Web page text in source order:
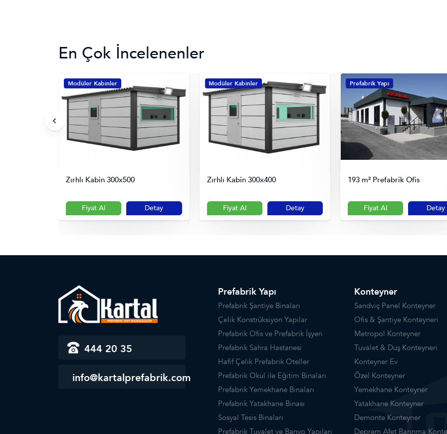
En Çok İncelenenler
Modüler Kabinler
Zırhlı Kabin 300x500
Fiyat Al Detay
Modüler Kabinler
Zırhlı Kabin 300x400
Fiyat Al Detay
Prefabrik Yapı
193 m² Prefabrik Ofis
Fiyat Al Detay
444 20 35
info@kartalprefabrik.com
Prefabrik Yapı
Prefabrik Şantiye Binaları
Çelik Konstrüksiyon Yapılar
Prefabrik Ofis ve Prefabrik İşyeri
Prefabrik Sahra Hastanesi
Hafif Çelik Prefabrik Oteller
Prefabrik Okul ile Eğitim Binaları
Prefabrik Yemekhane Binaları
Prefabrik Yatakhane Binası
Sosyal Tesis Binaları
Prefabrik Tuvalet ve Banyo Yapıları
Konteyner
Sandviç Panel Konteyner
Ofis & Şantiye Konteyneri
Metropol Konteyner
Tuvalet & Duş Konteyneri
Konteyner Ev
Özel Konteyner
Yemekhane Konteyner
Yatakhane Konteyner
Demonte Konteyner
Deprem Afet Barınma